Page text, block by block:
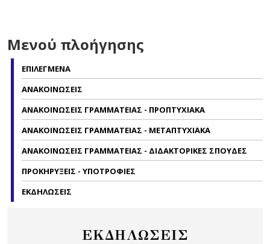
Μενού πλοήγησης
ΕΠΙΛΕΓΜΕΝΑ
ΑΝΑΚΟΙΝΩΣΕΙΣ
ΑΝΑΚΟΙΝΩΣΕΙΣ ΓΡΑΜΜΑΤΕΙΑΣ - ΠΡΟΠΤΥΧΙΑΚΑ
ΑΝΑΚΟΙΝΩΣΕΙΣ ΓΡΑΜΜΑΤΕΙΑΣ - ΜΕΤΑΠΤΥΧΙΑΚΑ
ΑΝΑΚΟΙΝΩΣΕΙΣ ΓΡΑΜΜΑΤΕΙΑΣ - ΔΙΔΑΚΤΟΡΙΚΕΣ ΣΠΟΥΔΕΣ
ΠΡΟΚΗΡΥΞΕΙΣ - ΥΠΟΤΡΟΦΙΕΣ
ΕΚΔΗΛΩΣΕΙΣ
ΕΚΔΗΛΩΣΕΙΣ